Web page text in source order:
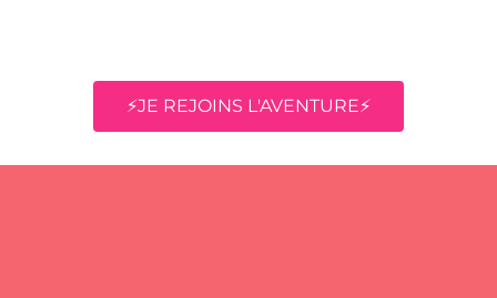
⚡JE REJOINS L'AVENTURE⚡